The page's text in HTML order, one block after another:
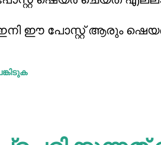
വിവരം എന്നതിനു
ഈ പോസ്റ്റ് ആരും